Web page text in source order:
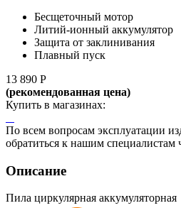
Бесщеточный мотор
Литий-ионный аккумулятор
Защита от заклинивания
Плавный пуск
13 890 Р
(рекомендованная цена)
Купить в магазинах:
По всем вопросам эксплуатации
обратиться к нашим специалистам
Описание
Пила циркулярная аккумуляторная